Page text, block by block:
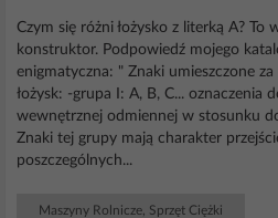
Czym się różni łożysko z literką A? To
konstruktor. Podpowiedź mojego
enigmatyczna: " Znaki umieszczone
łożysk: -grupa I: A, B, C... oznaczenia
wewnętrznej odmiennej w stosunku
Znaki tej grupy mają charakter
poszczególnych...
Maszyny Rolnicze, Sprzęt Ciężki